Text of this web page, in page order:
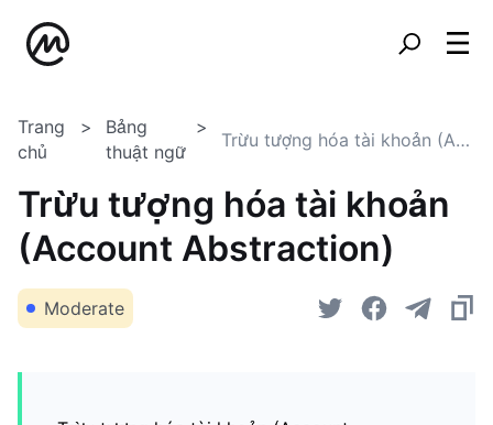
Trang
chủ
Bảng
thuật ngữ
Trừu tượng hóa tài khoản (Account Abstraction)
Trừu tượng hóa tài khoản
(Account Abstraction)
Moderate